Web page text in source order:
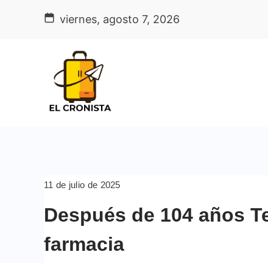
viernes, agosto 7, 2026
11 de julio de 2025
Después de 104 años
farmacia